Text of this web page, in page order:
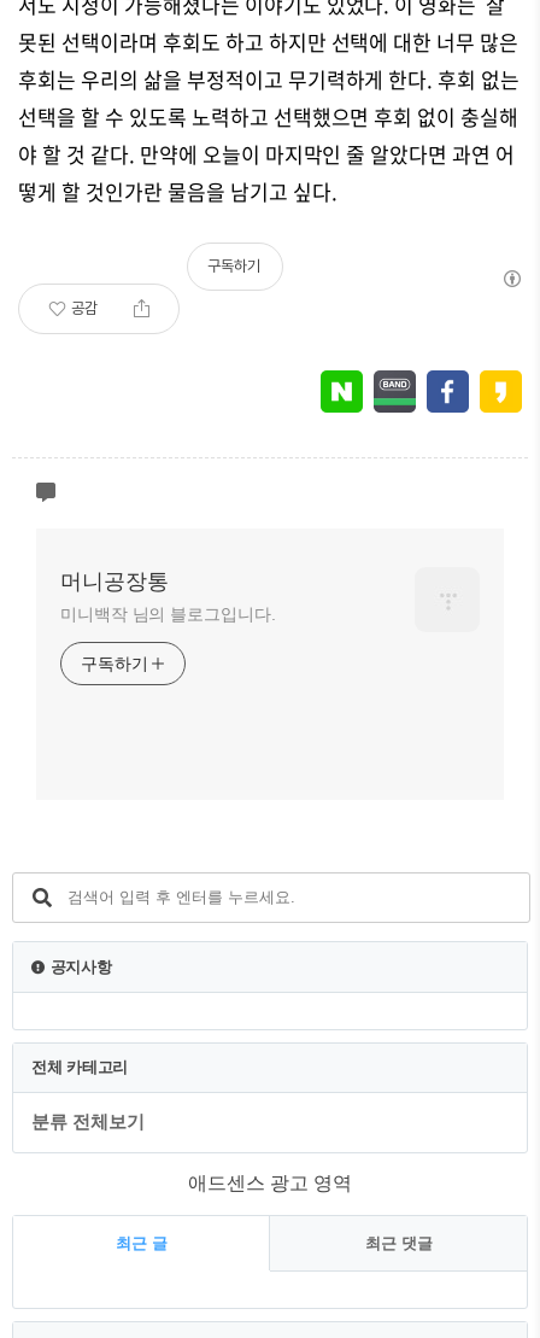
못된 선택이라며 후회도 하고 하지만 선택에 대한 너무 많은
후회는 우리의 삶을 부정적이고 무기력하게 한다. 후회 없는
선택을 할 수 있도록 노력하고 선택했으면 후회 없이 충실해
야 할 것 같다. 만약에 오늘이 마지막인 줄 알았다면 과연 어
떻게 할 것인가란 물음을 남기고 싶다.
공감
구독하기
머니공장통
미니백작 님의 블로그입니다.
구독하기
공지사항
전체 카테고리
분류 전체보기
애드센스 광고 영역
최근 글 최근 댓글
최